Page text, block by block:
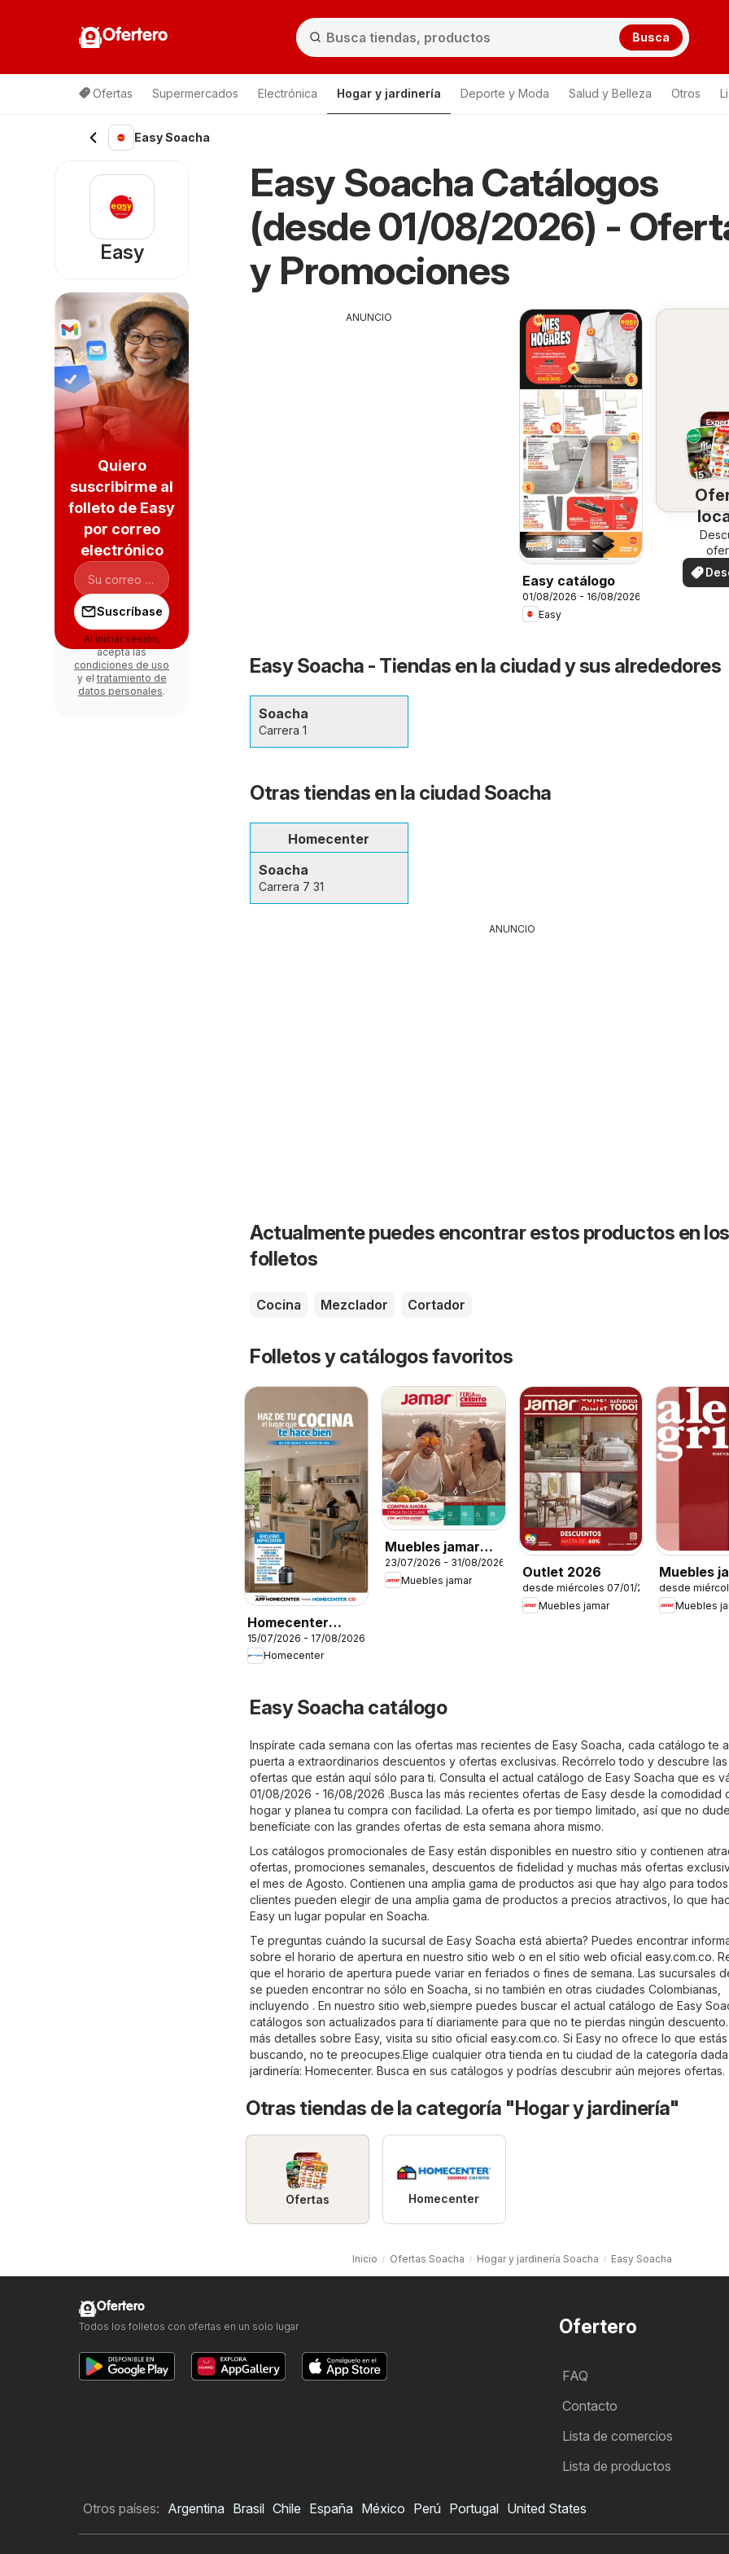
Ofertero Busca
Ofertas Supermercados Electrónica Hogar y jardinería Deporte y Moda Salud y Belleza Otros
Easy Soacha
Easy Soacha Catálogos
(desde 01/08/2026) -
y Promociones
ANUNCIO
Easy catálogo
01/08/2026 - 16/08/2026
Easy
Easy Soacha - Tiendas en la ciudad y sus alrededores
Soacha
Carrera 1
Otras tiendas en la ciudad Soacha
Homecenter
Soacha
Carrera 7 31
ANUNCIO
Actualmente puedes encontrar estos productos en los
folletos
Cocina Mezclador Cortador
Folletos y catálogos favoritos
Homecenter
catálogo
15/07/2026 - 17/08/2026
Homecenter
Muebles jamar
Feria del crédito
23/07/2026 - 31/08/2026
Muebles jamar
Outlet 2026
desde miércoles 07/01/2026
Muebles jamar
Muebles
catálogo
desde
Muebles
Easy Soacha catálogo
Inspírate cada semana con las ofertas mas recientes de Easy Soacha, cada catálogo te
puerta a extraordinarios descuentos y ofertas exclusivas. Recórrelo todo y descubre
ofertas que están aquí sólo para ti. Consulta el actual catálogo de Easy Soacha que es
01/08/2026 - 16/08/2026 .Busca las más recientes ofertas de Easy desde la comodidad
hogar y planea tu compra con facilidad. La oferta es por tiempo limitado, así que no
benefíciate con las grandes ofertas de esta semana ahora mismo.
Los catálogos promocionales de Easy están disponibles en nuestro sitio y contienen
ofertas, promociones semanales, descuentos de fidelidad y muchas más ofertas
el mes de Agosto. Contienen una amplia gama de productos asi que hay algo para
clientes pueden elegir de una amplia gama de productos a precios atractivos, lo que
Easy un lugar popular en Soacha.
Te preguntas cuándo la sucursal de Easy Soacha está abierta? Puedes encontrar
sobre el horario de apertura en nuestro sitio web o en el sitio web oficial easy.com.co.
que el horario de apertura puede variar en feriados o fines de semana. Las sucursales
se pueden encontrar no sólo en Soacha, si no también en otras ciudades Colombianas,
incluyendo . En nuestro sitio web,siempre puedes buscar el actual catálogo de Easy
catálogos son actualizados para tí diariamente para que no te pierdas ningún
más detalles sobre Easy, visita su sitio oficial easy.com.co. Si Easy no ofrece lo que estás
buscando, no te preocupes.Elige cualquier otra tienda en tu ciudad de la categoría
jardinería: Homecenter. Busca en sus catálogos y podrías descubrir aún mejores ofertas.
Otras tiendas de la categoría "Hogar y jardinería"
Ofertas Homecenter
Inicio Ofertas Soacha Hogar y jardinería Soacha Easy Soacha
Easy
Quiero
suscribirme al
folleto de Easy
por correo
electrónico
Suscríbase
Al iniciar sesión,
acepta las
condiciones de uso
y el tratamiento de
datos personales.
Ofertero
FAQ
Contacto
Lista de comercios
Lista de productos
Ofertero
Todos los folletos con ofertas en un solo lugar
Otros países: Argentina Brasil Chile España México Perú Portugal United States